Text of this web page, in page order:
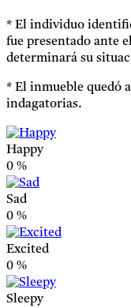
* El individuo
fue presentado ante
determinará su
* ⁠El inmueble quedó
indagatorias.
Happy
0 %
Sad
0 %
Excited
0 %
Sleepy